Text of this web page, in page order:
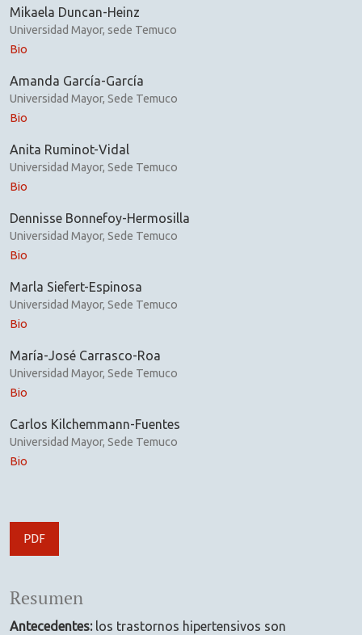
Mikaela Duncan-Heinz
Universidad Mayor, sede Temuco
Bio
Amanda García-García
Universidad Mayor, Sede Temuco
Bio
Anita Ruminot-Vidal
Universidad Mayor, Sede Temuco
Bio
Dennisse Bonnefoy-Hermosilla
Universidad Mayor, Sede Temuco
Bio
Marla Siefert-Espinosa
Universidad Mayor, Sede Temuco
Bio
María-José Carrasco-Roa
Universidad Mayor, Sede Temuco
Bio
Carlos Kilchemmann-Fuentes
Universidad Mayor, Sede Temuco
Bio
PDF
Resumen
Antecedentes:los trastornos hipertensivos son